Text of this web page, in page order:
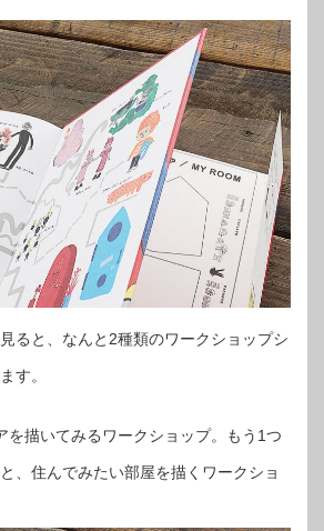
ると、なんと2種類のワークショップシ
す。
を描いてみるワークショップ。もう1つ
、住んでみたい部屋を描くワークショ